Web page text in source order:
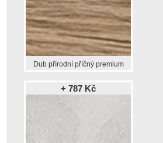
Dub přírodní příčný premium
+ 787 Kč